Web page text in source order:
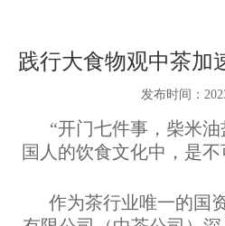
践行大食物观中茶加
发布时间：
“开门七件事，柴米
国人的饮食文化中，是不
作为茶行业唯一的国